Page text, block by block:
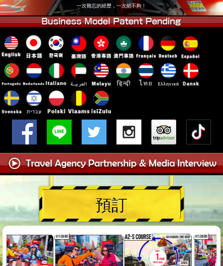
沖繩
一次難忘的經歷，一次絕不夠！
預訂